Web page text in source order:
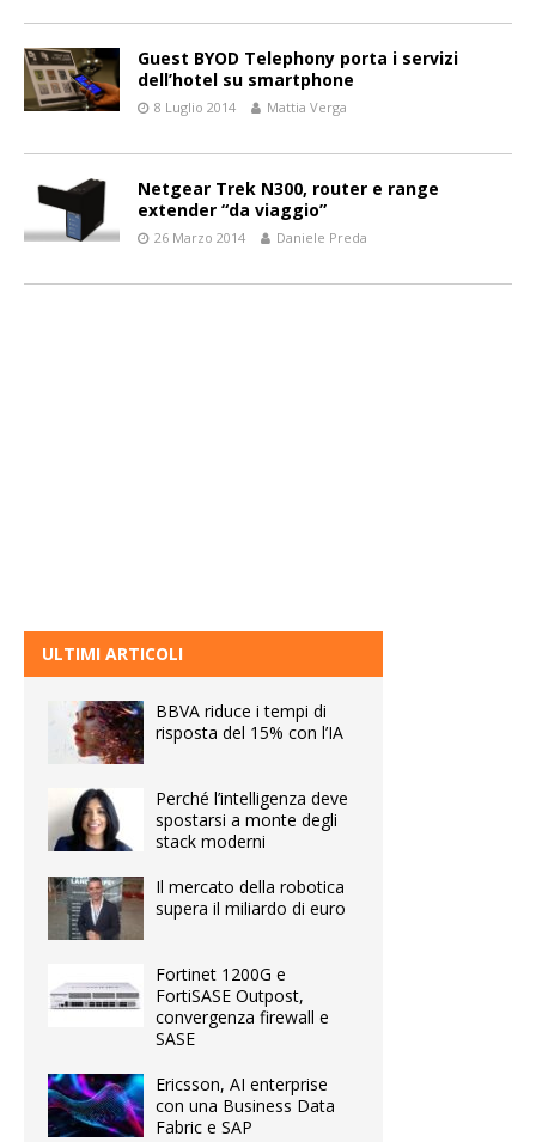
Guest BYOD Telephony porta i servizi
dell’hotel su smartphone
8 Luglio 2014 Mattia Verga
Netgear Trek N300, router e range
extender “da viaggio”
26 Marzo 2014 Daniele Preda
ULTIMI ARTICOLI
BBVA riduce i tempi di
risposta del 15% con l’IA
Perché l’intelligenza deve
spostarsi a monte degli
stack moderni
Il mercato della robotica
supera il miliardo di euro
Fortinet 1200G e
FortiSASE Outpost,
convergenza firewall e
SASE
Ericsson, AI enterprise
con una Business Data
Fabric e SAP